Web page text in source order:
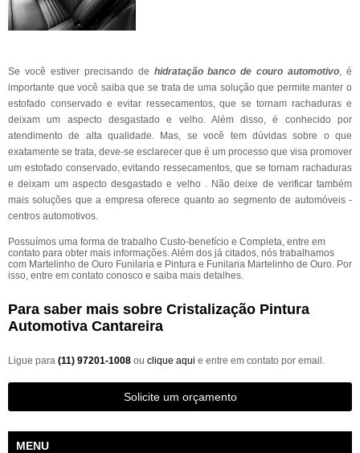
Se você estiver precisando de hidratação banco de couro automotivo, é
importante que você saiba que se trata de uma solução que permite manter o
estofado conservado e evitar ressecamentos, que se tornam rachaduras e
deixam um aspecto desgastado e velho. Além disso, é conhecido por
atendimento de alta qualidade. Mas, se você tem dúvidas sobre o que
exatamente se trata, deve-se esclarecer que é um processo que visa promover
um estofado conservado, evitando ressecamentos, que se tornam rachaduras
e deixam um aspecto desgastado e velho . Não deixe de verificar também
mais soluções que a empresa oferece quanto ao segmento de automóveis -
centros automotivos.
Possuímos uma forma de trabalho Custo-benefício e Completa, entre em
contato para obter mais informações. Além dos já citados, nós trabalhamos
com Martelinho de Ouro Funilaria e Pintura e Funilaria Martelinho de Ouro. Por
isso, entre em contato conosco e saiba mais detalhes.
Para saber mais sobre Cristalização Pintura
Automotiva Cantareira
Ligue para (11) 97201-1008 ou clique aqui e entre em contato por email.
Solicite um orçamento
MENU